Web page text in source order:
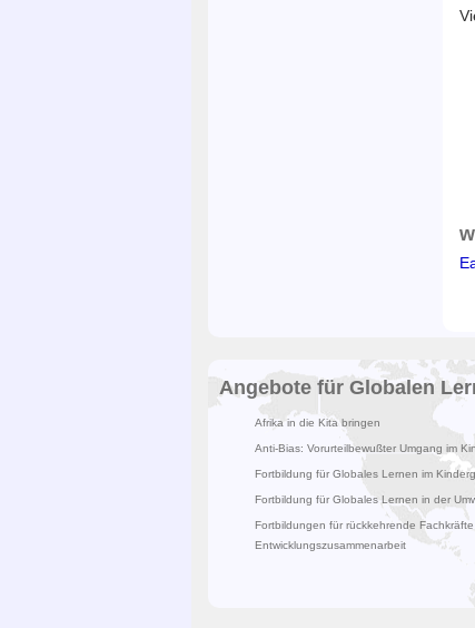
Angebote für Globalen
Afrika in die Kita bringen
Anti-Bias: Vorurteilbewußter Umgang im
Fortbildung für Globales Lernen im
Fortbildung für Globales Lernen in der
Fortbildungen für rückkehrende
Entwicklungszusammenarbeit